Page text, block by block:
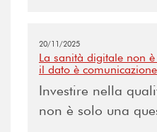
20/11/2025
La sanità digitale non
il dato è comunicazione
Investire nella
non è solo una